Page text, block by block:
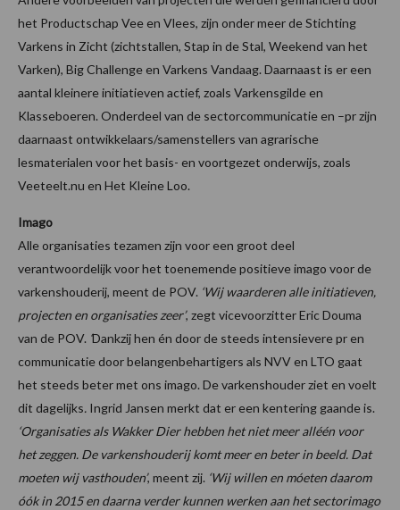
het Productschap Vee en Vlees, zijn onder meer de Stichting
Varkens in Zicht (zichtstallen, Stap in de Stal, Weekend van het
Varken), Big Challenge en Varkens Vandaag. Daarnaast is er een
aantal kleinere initiatieven actief, zoals Varkensgilde en
Klasseboeren. Onderdeel van de sectorcommunicatie en –pr zijn
daarnaast ontwikkelaars/samenstellers van agrarische
lesmaterialen voor het basis- en voortgezet onderwijs, zoals
Veeteelt.nu en Het Kleine Loo.
Imago
Alle organisaties tezamen zijn voor een groot deel
verantwoordelijk voor het toenemende positieve imago voor de
varkenshouderij, meent de POV. ‘Wij waarderen alle initiatieven,
projecten en organisaties zeer’, zegt vicevoorzitter Eric Douma
van de POV. ‘Dankzij hen én door de steeds intensievere pr en
communicatie door belangenbehartigers als NVV en LTO gaat
het steeds beter met ons imago. De varkenshouder ziet en voelt
dit dagelijks. Ingrid Jansen merkt dat er een kentering gaande is.
‘Organisaties als Wakker Dier hebben het niet meer alléén voor
het zeggen. De varkenshouderij komt meer en beter in beeld. Dat
moeten wij vasthouden’, meent zij. ‘Wij willen en móeten daarom
óók in 2015 en daarna verder kunnen werken aan het sectorimago